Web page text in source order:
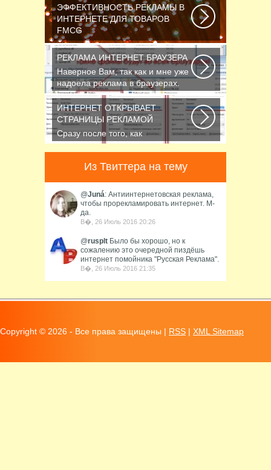
грамотный подбор...
ЭФФЕКТИВНОСТЬ РЕКЛАМЫ В
ИНТЕРНЕТЕ ДЛЯ ТОВАРОВ
FMCG
В конце января 2015 года СМИ
сообщали, что на фоне
ухудшения экономической...
РЕКЛАМА ИНТЕРНЕТ БРАУЗЕРА
Наверное Вам, так как и мне уже
надоела реклама в браузерах.
Ладно, если...
ИНТЕРНЕТ ОТКРЫВАЕТ
СТРАНИЦЫ РЕКЛАМОЙ
Сразу после того, как
пользователь запустит браузер,
Из Твиттера на тему
@Juná: Антиинтернетовская реклама,
чтобы прорекламировать интернет. М-
да.
В�, 26 Июль 2016 20:26
@rusplt Было бы хорошо, но к
сожалению это очередной пиздёшь
интернет помойника "Русская Реклама".
В�, 26 Июль 2016 21:35
Copyright © 2026 - Все права защищены | RSS | XML Sitemap